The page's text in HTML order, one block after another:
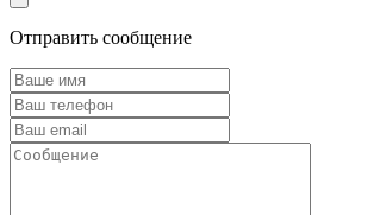
Отправить сообщение